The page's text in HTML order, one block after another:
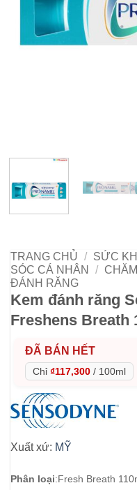
TRANG CHỦ / SỨC
SÓC CÁ NHÂN
/
ĐÁNH RĂNG
Kem đánh răng
Freshens Breath
ĐÃ BÁN HẾT
Chỉ ₫117,300 / 100ml
Xuất xứ: MỸ
Phân loại:Fresh Breath